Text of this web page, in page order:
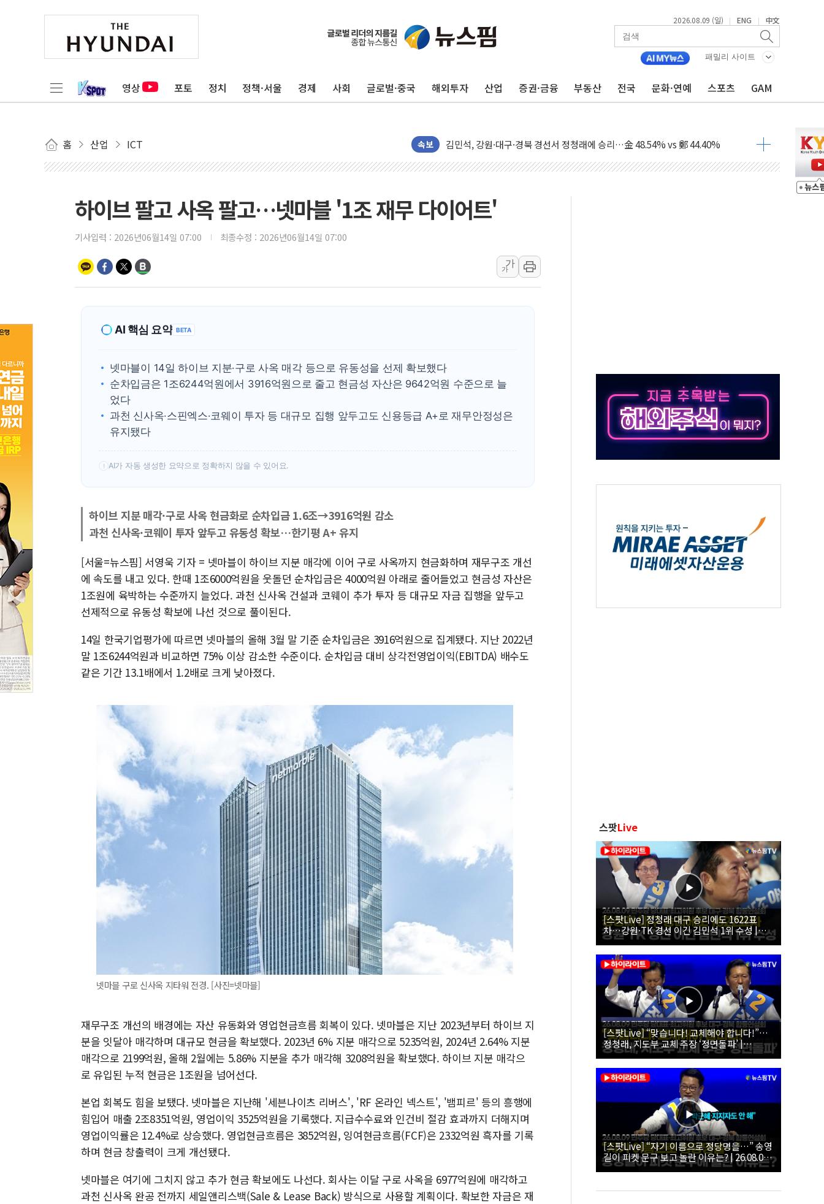
2026.08.09 (일) | ENG | 中文
패밀리 사이트
영상 포토 정치 정책·서울 경제 사회 글로벌·중국 해외투자 산업 증권·금융 부동산 전국 문화·연예 스포츠 GAM
홈 산업 ICT 속보
평택 진위면 공장서 질식사고 발생…작업자 1명 숨져
포항 블루밸리 국가산단에 '철강 AI융합실증센터' 들어선다
[종합] 김민석, 정청래에 누적 1.48%p 차 선두 유지...金 46.01% vs 鄭 44.53%
민주당 경북도당위원장에 오중기 당선...합산득표율 68.63%
김민석, 강원·대구·경북 경선서 정청래에 승리…金 48.54% vs 鄭 44.40%
[속보] 민주, 강원·대구·경북 경선 결과...김민석 48.54% 정청래 44.40%
[속보] 민주, 대구 경선 결과 발표...정청래 47.82% 김민석 46.35% 송영길 5.83%
[속보] 민주, 강원 경선 결과 발표...김민석 50.30% 정청래 41.94% 송영길 7.76%
최태원, 노소영에 9440억 지급 확정되나…재상고 앞두고 막판 셈법
하나금융, 명동 소상공인에 '행복상자' 전달
인천시 광복절 현수막 '태극기 거꾸로' 논란…이틀만에 철거
병무청, 보충역 전면 손질… 예술·체육요원 최대 33% 감축
'호우·산사태 주의보' 울진 시간당 30mm 강한 비...호우 피해 없어
여야, 황희 '버스 하우스' 공방…野 "청년 우롱 기괴" vs 與 "송구한 해프닝"
하이브 팔고 사옥 팔고…넷마블 '1조 재무 다이어트'
기사입력 : 2026년06월14일 07:00 최종수정 : 2026년06월14일 07:00
가
가
AI 핵심 요약 BETA
넷마블이 14일 하이브 지분·구로 사옥 매각 등으로 유동성을 선제 확보했다
순차입금은 1조6244억원에서 3916억원으로 줄고 현금성 자산은 9642억원 수준으로 늘
었다
과천 신사옥·스핀엑스·코웨이 투자 등 대규모 집행 앞두고도 신용등급 A+로 재무안정성은
유지됐다
! AI가 자동 생성한 요약으로 정확하지 않을 수 있어요.
하이브 지분 매각·구로 사옥 현금화로 순차입금 1.6조→3916억원 감소
과천 신사옥·코웨이 투자 앞두고 유동성 확보…한기평 A+ 유지
[서울=뉴스핌] 서영욱 기자 = 넷마블이 하이브 지분 매각에 이어 구로 사옥까지 현금화하며 재무구조 개선
에 속도를 내고 있다. 한때 1조6000억원을 웃돌던 순차입금은 4000억원 아래로 줄어들었고 현금성 자산은
1조원에 육박하는 수준까지 늘었다. 과천 신사옥 건설과 코웨이 추가 투자 등 대규모 자금 집행을 앞두고
선제적으로 유동성 확보에 나선 것으로 풀이된다.
14일 한국기업평가에 따르면 넷마블의 올해 3월 말 기준 순차입금은 3916억원으로 집계됐다. 지난 2022년
말 1조6244억원과 비교하면 75% 이상 감소한 수준이다. 순차입금 대비 상각전영업이익(EBITDA) 배수도
같은 기간 13.1배에서 1.2배로 크게 낮아졌다.
넷마블 구로 신사옥 지타워 전경. [사진=넷마블]
재무구조 개선의 배경에는 자산 유동화와 영업현금흐름 회복이 있다. 넷마블은 지난 2023년부터 하이브 지
분을 잇달아 매각하며 대규모 현금을 확보했다. 2023년 6% 지분 매각으로 5235억원, 2024년 2.64% 지분
매각으로 2199억원, 올해 2월에는 5.86% 지분을 추가 매각해 3208억원을 확보했다. 하이브 지분 매각으
로 유입된 누적 현금은 1조원을 넘어선다.
본업 회복도 힘을 보탰다. 넷마블은 지난해 '세븐나이츠 리버스', 'RF 온라인 넥스트', '뱀피르' 등의 흥행에
힘입어 매출 2조8351억원, 영업이익 3525억원을 기록했다. 지급수수료와 인건비 절감 효과까지 더해지며
영업이익률은 12.4%로 상승했다. 영업현금흐름은 3852억원, 잉여현금흐름(FCF)은 2332억원 흑자를 기록
하며 현금 창출력이 크게 개선됐다.
넷마블은 여기에 그치지 않고 추가 현금 확보에도 나선다. 회사는 이달 구로 사옥을 6977억원에 매각하고
과천 신사옥 완공 전까지 세일앤리스백(Sale & Lease Back) 방식으로 사용할 계획이다. 확보한 자금은 재
스팟Live
[스팟Live] 정청래 대구 승리에도 1622표
차…강원·TK 경선 이긴 김민석 1위 수성 |
26.08.09 더불어민주당 당대표·최고위원 후
보 대구·경북 합동연설회
[스팟Live] “맞습니다! 교체해야 합니다!”…
정청래, 지도부 교체 주장 ‘정면돌파’ |
26.08.09 더불어민주당 당대표·최고위원 후
보 대구·경북 합동연설회
[스팟Live] “자기 이름으로 정당명을…” 송영
길이 피켓 문구 보고 놀란 이유는? | 26.08.09
더불어민주당 당대표·최고위원 후보 대구·경